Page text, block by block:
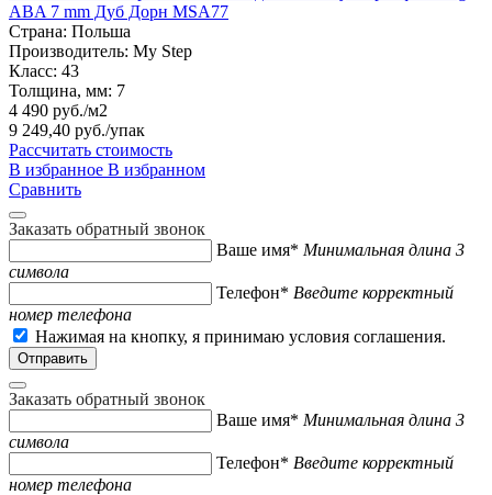
ABA 7 mm Дуб Дорн MSA77
Страна: Польша
Производитель: My Step
Класс: 43
Толщина, мм: 7
4 490 руб./м2
9 249,40 руб./упак
Рассчитать стоимость
В избранное В избранном
Сравнить
Заказать обратный звонок
Ваше имя* Минимальная длина 3
символа
Телефон* Введите корректный
номер телефона
Нажимая на кнопку, я принимаю условия соглашения.
Заказать обратный звонок
Ваше имя* Минимальная длина 3
символа
Телефон* Введите корректный
номер телефона